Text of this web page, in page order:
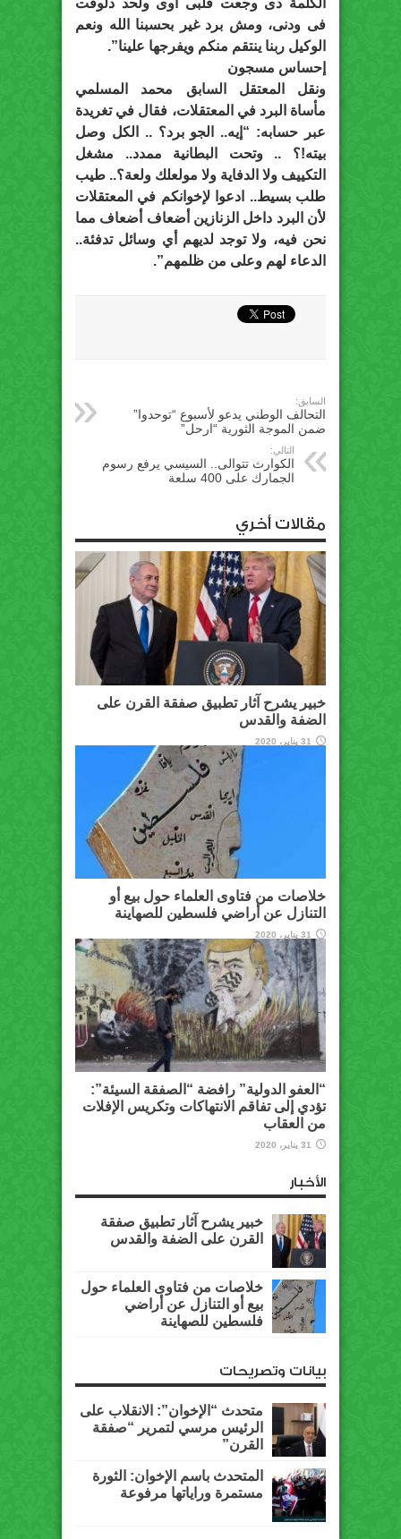
الكلمة دى وجعت قلبى أوى ولحد دلوقت
فى ودنى، ومش برد غير بحسبنا الله ونعم
الوكيل ربنا ينتقم منكم ويفرجها علينا”.
إحساس مسجون
ونقل المعتقل السابق محمد المسلمي
مأساة البرد في المعتقلات، فقال في تغريدة
عبر حسابه: “إيه.. الجو برد؟ .. الكل وصل
بيته!؟ .. وتحت البطانية ممدد.. مشغل
التكييف ولا الدفاية ولا مولعلك ولعة؟.. طيب
طلب بسيط.. ادعوا لإخوانكم في المعتقلات
لأن البرد داخل الزنازين أضعاف أضعاف مما
نحن فيه، ولا توجد لديهم أي وسائل تدفئة..
الدعاء لهم وعلى من ظلمهم”.
السابق:
التحالف الوطني يدعو لأسبوع “توحدوا”
ضمن الموجة الثورية “ارحل”
التالي:
الكوارث تتوالى.. السيسي يرفع رسوم
الجمارك على 400 سلعة
مقالات أخري
خبير يشرح آثار تطبيق صفقة القرن على
الضفة والقدس
31 يناير، 2020
خلاصات من فتاوى العلماء حول بيع أو
التنازل عن أراضي فلسطين للصهاينة
31 يناير، 2020
“العفو الدولية” رافضة “الصفقة السيئة”:
تؤدي إلى تفاقم الانتهاكات وتكريس الإفلات
من العقاب
31 يناير، 2020
الأخبار
خبير يشرح آثار تطبيق صفقة
القرن على الضفة والقدس
خلاصات من فتاوى العلماء حول
بيع أو التنازل عن أراضي
فلسطين للصهاينة
بيانات وتصريحات
متحدث “الإخوان”: الانقلاب على
الرئيس مرسي لتمرير “صفقة
القرن”
المتحدث باسم الإخوان: الثورة
مستمرة وراياتها مرفوعة